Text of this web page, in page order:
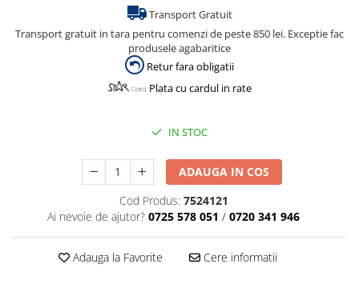
Transport Gratuit
Transport gratuit in tara pentru comenzi de peste 850 lei. Exceptie fac
produsele agabaritice
Retur fara obligatii
Plata cu cardul in rate
IN STOC
ADAUGA IN COS
Cod Produs: 7524121
Ai nevoie de ajutor? 0725 578 051 / 0720 341 946
Adauga la Favorite Cere informatii